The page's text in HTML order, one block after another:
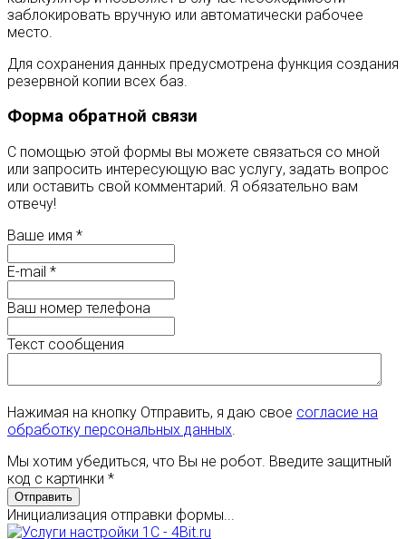
заблокировать вручную или автоматически рабочее
место.
Для сохранения данных предусмотрена функция создания
резервной копии всех баз.
Форма обратной связи
С помощью этой формы вы можете связаться со мной
или запросить интересующую вас услугу, задать вопрос
или оставить свой комментарий. Я обязательно вам
отвечу!
Ваше имя *
E-mail *
Ваш номер телефона
Текст сообщения
Нажимая на кнопку Отправить, я даю свое согласие на
обработку персональных данных.
Мы хотим убедиться, что Вы не робот. Введите защитный
код с картинки *
Отправить
Инициализация отправки формы...